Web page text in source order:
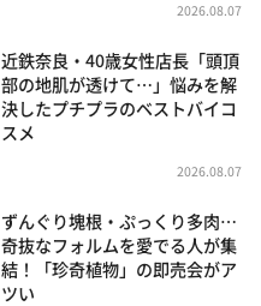
2026.08.07
近鉄奈良・40歳女性店長「頭頂
部の地肌が透けて…」悩みを解
決したプチプラのベストバイコ
スメ
2026.08.07
ずんぐり塊根・ぷっくり多肉…
奇抜なフォルムを愛でる人が集
結！「珍奇植物」の即売会がア
ツい